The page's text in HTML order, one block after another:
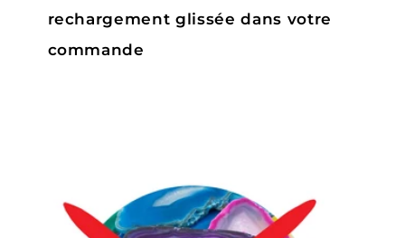
rechargement glissée dans votre
commande